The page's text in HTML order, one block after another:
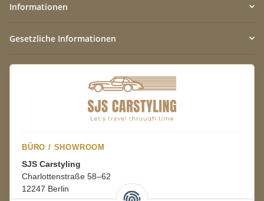
Informationen
Gesetzliche Informationen
BÜRO / SHOWROOM
SJS Carstyling
Charlottenstraße 58–62
12247 Berlin